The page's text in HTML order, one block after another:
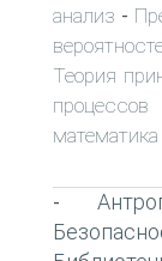
анализ -
Теория
процессов
математика
-